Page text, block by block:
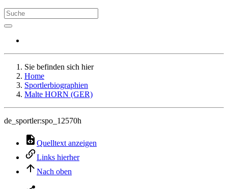
Sie befinden sich hier
Home
Sportlerbiographien
Malte HORN (GER)
de_sportler:spo_12570h
Quelltext anzeigen
Links hierher
Nach oben